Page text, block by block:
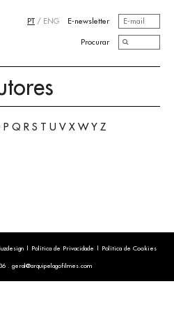
PT / ENG E-newsletter
Procurar
P Q R S T U V X W Y Z
| Política de Privacidade | Política de Cookies
. geral@arquipelagofilmes.com